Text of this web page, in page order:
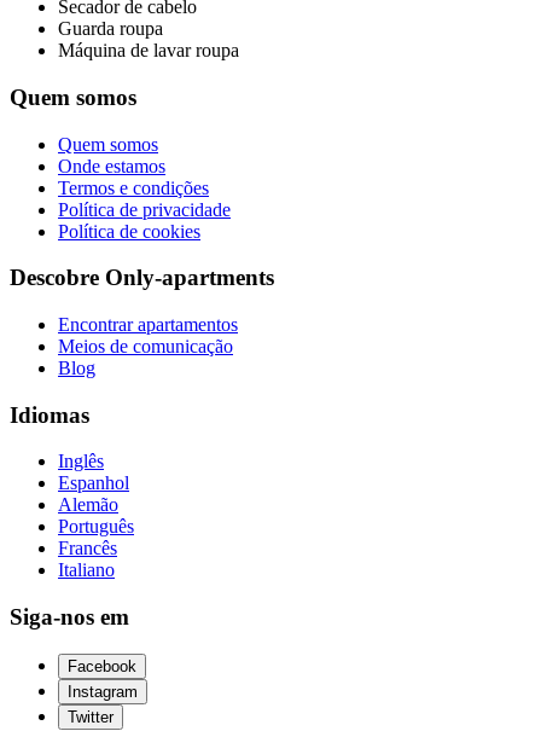
Secador de cabelo
Guarda roupa
Máquina de lavar roupa
Quem somos
Quem somos
Onde estamos
Termos e condições
Política de privacidade
Política de cookies
Descobre Only-apartments
Encontrar apartamentos
Meios de comunicação
Blog
Idiomas
Inglês
Espanhol
Alemão
Português
Francês
Italiano
Siga-nos em
Facebook
Instagram
Twitter